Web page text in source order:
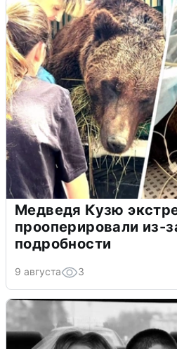
Медведя Кузю
прооперировали из-
подробности
9 августа 3